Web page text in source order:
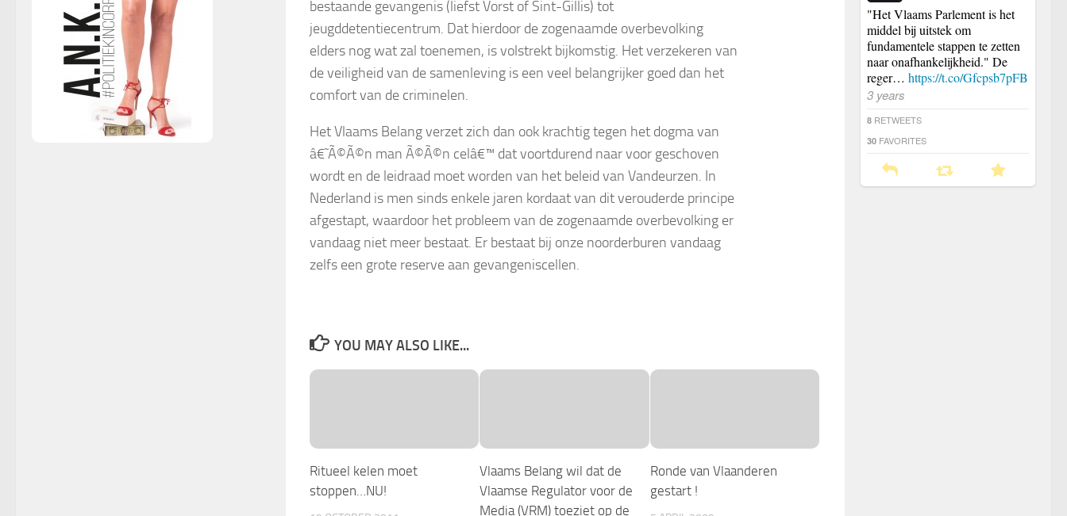
bestaande gevangenis (liefst Vorst of Sint-Gillis) tot
jeugddetentiecentrum. Dat hierdoor de zogenaamde overbevolking
elders nog wat zal toenemen, is volstrekt bijkomstig. Het verzekeren van
de veiligheid van de samenleving is een veel belangrijker goed dan het
comfort van de criminelen.
Het Vlaams Belang verzet zich dan ook krachtig tegen het dogma van
â€˜Ã©Ã©n man Ã©Ã©n celâ€™ dat voortdurend naar voor geschoven
wordt en de leidraad moet worden van het beleid van Vandeurzen. In
Nederland is men sinds enkele jaren kordaat van dit verouderde principe
afgestapt, waardoor het probleem van de zogenaamde overbevolking er
vandaag niet meer bestaat. Er bestaat bij onze noorderburen vandaag
zelfs een grote reserve aan gevangeniscellen.
YOU MAY ALSO LIKE...
Ritueel kelen moet
stoppen…NU!
Vlaams Belang wil dat de
Vlaamse Regulator voor de
Media (VRM) toeziet op de
Ronde van Vlaanderen
gestart !
"Het Vlaams Parlement is het
middel bij uitstek om
fundamentele stappen te zetten
naar onafhankelijkheid." De
reger… https://t.co/Gfcpsb7pFB
3 years
8 RETWEETS
30 FAVORITES